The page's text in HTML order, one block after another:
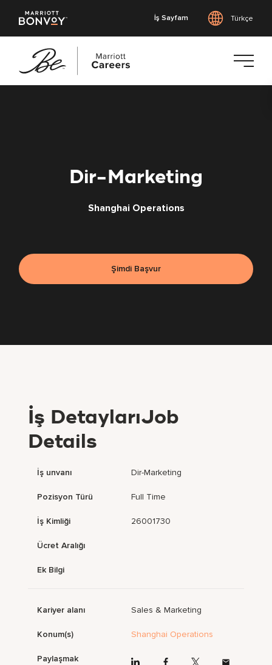
İş Sayfam Türkçe
Dir-Marketing
Shanghai Operations
Şimdi Başvur
İş DetaylarıJob
Details
İş unvanı Dir-Marketing
Pozisyon Türü Full Time
İş Kimliği 26001730
Ücret Aralığı
Ek Bilgi
Kariyer alanı Sales & Marketing
Konum(s) Shanghai Operations
Paylaşmak